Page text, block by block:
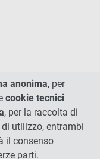
anonima, per
cookie tecnici
, per la raccolta di
utilizzo, entrambi
il consenso
parti.